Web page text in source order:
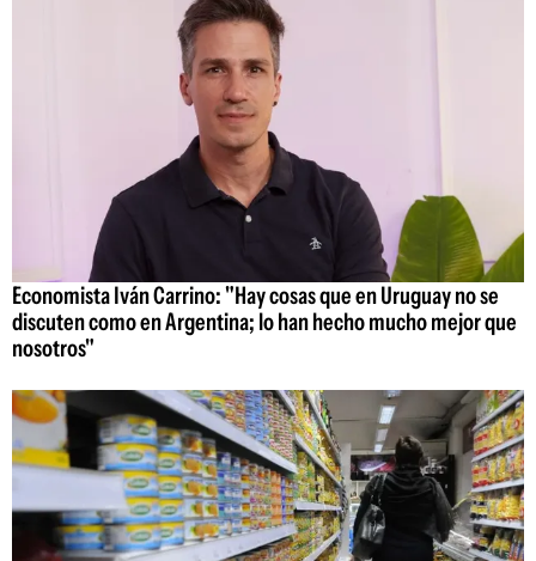
Economista Iván Carrino: "Hay cosas que en Uruguay no se
discuten como en Argentina; lo han hecho mucho mejor que
nosotros"